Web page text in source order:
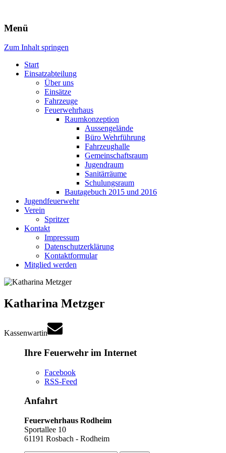
Freiwillige Feuerwehr Rodheim
v.d.H.
Menü
Zum Inhalt springen
Start
Einsatzabteilung
Über uns
Einsätze
Fahrzeuge
Feuerwehrhaus
Raumkonzeption
Aussengelände
Büro Wehrführung
Fahrzeughalle
Gemeinschaftsraum
Jugendraum
Sanitärräume
Schulungsraum
Bautagebuch 2015 und 2016
Jugendfeuerwehr
Verein
Spritzer
Kontakt
Impressum
Datenschutzerklärung
Kontaktformular
Mitglied werden
Katharina Metzger
Kassenwartin
Ihre Feuerwehr im Internet
Facebook
RSS-Feed
Anfahrt
Feuerwehrhaus Rodheim
Sportallee 10
61191 Rosbach - Rodheim